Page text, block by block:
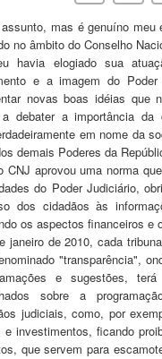
mas é genuíno meu
no âmbito do Conselho
havia elogiado sua
e a imagem do
novas boas idéias que
debater a importância da
em nome da
demais Poderes da
CNJ aprovou uma norma
do Poder Judiciário,
dos cidadãos às
os aspectos financeiros e
janeiro de 2010, cada
"transparência",
e sugestões,
sobre a
judiciais, como, por
e investimentos, ficando
que servem para